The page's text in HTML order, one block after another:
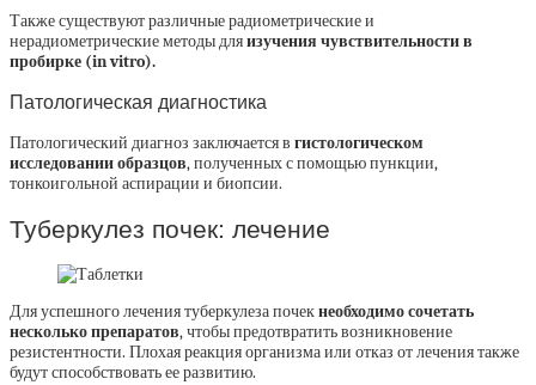
Также существуют различные радиометрические и
нерадиометрические методы дляизучения чувствительности в
пробирке (in vitro).
Патологическая диагностика
Патологический диагноз заключается в гистологическом
исследовании образцов, полученных с помощью пункции,
тонкоигольной аспирации и биопсии.
Туберкулез почек: лечение
Для успешного лечения туберкулеза почекнеобходимо сочетать
несколько препаратов, чтобы предотвратить возникновение
резистентности. Плохая реакция организма или отказ от лечения также
будут способствовать ее развитию.